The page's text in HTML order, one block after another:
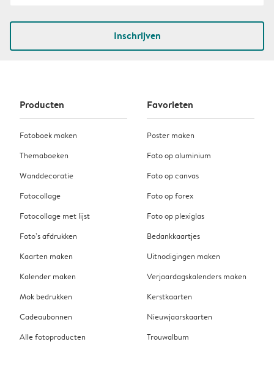
Inschrijven
Producten
Fotoboek maken
Themaboeken
Wanddecoratie
Fotocollage
Fotocollage met lijst
Foto’s afdrukken
Kaarten maken
Kalender maken
Mok bedrukken
Cadeaubonnen
Alle fotoproducten
Favorieten
Poster maken
Foto op aluminium
Foto op canvas
Foto op forex
Foto op plexiglas
Bedankkaartjes
Uitnodigingen maken
Verjaardagskalenders maken
Kerstkaarten
Nieuwjaarskaarten
Trouwalbum